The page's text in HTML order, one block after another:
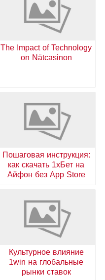
The Impact of Technology
on Nätcasinon
Пошаговая инструкция:
как скачать 1хБет на
Айфон без App Store
Культурное влияние
1win на глобальные
рынки ставок